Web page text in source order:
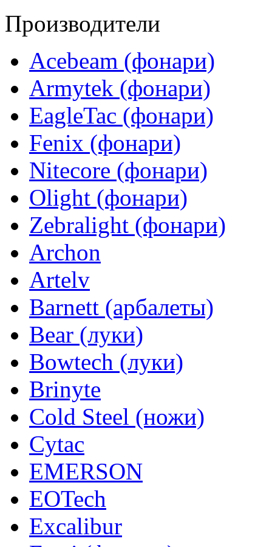
Производители
Acebeam (фонари)
Armytek (фонари)
EagleTac (фонари)
Fenix (фонари)
Nitecore (фонари)
Olight (фонари)
Zebralight (фонари)
Archon
Artelv
Barnett (арбалеты)
Bear (луки)
Bowtech (луки)
Brinyte
Cold Steel (ножи)
Cytac
EMERSON
EOTech
Excalibur